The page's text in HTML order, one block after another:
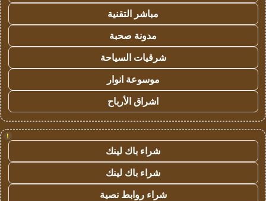
مباشر التقنية
مدونة صحبة
شرقيات السياحة
موسوعة انوار
اشراق الأرباح
!
شراء باك لينك
شراء باك لينك
شراء روابط نصية